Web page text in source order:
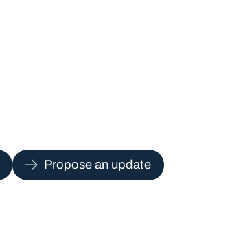
Propose an update